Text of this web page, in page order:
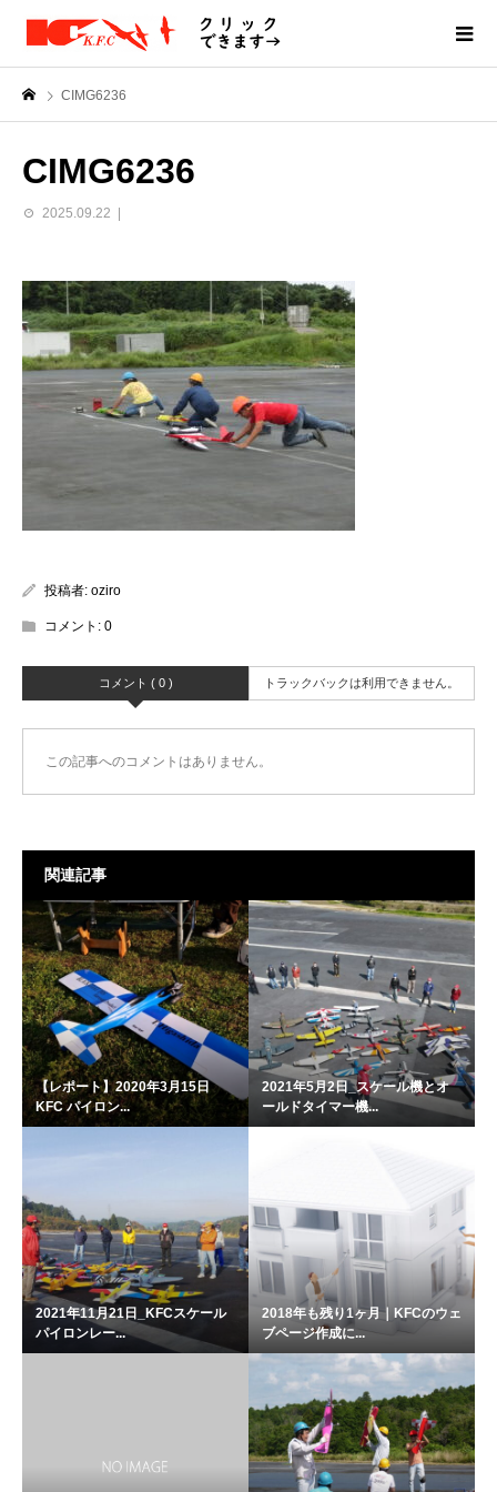
CIMG6236
CIMG6236
2025.09.22
投稿者: oziro
コメント: 0
コメント ( 0 ) トラックバックは利用できません。
この記事へのコメントはありません。
関連記事
【レポート】2020年3月15日
KFC パイロン...
2021年5月2日_スケール機とオ
ールドタイマー機...
2021年11月21日_KFCスケール
パイロンレー...
2018年も残り1ヶ月｜KFCのウェ
ブページ作成に...